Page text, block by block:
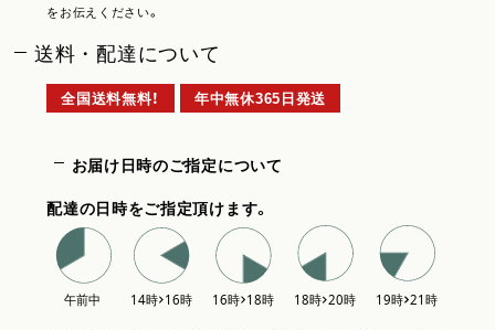
をお伝えください。
送料・配達について
全国送料無料！ 年中無休365日発送
お届け日時のご指定について
配達の日時をご指定頂けます。